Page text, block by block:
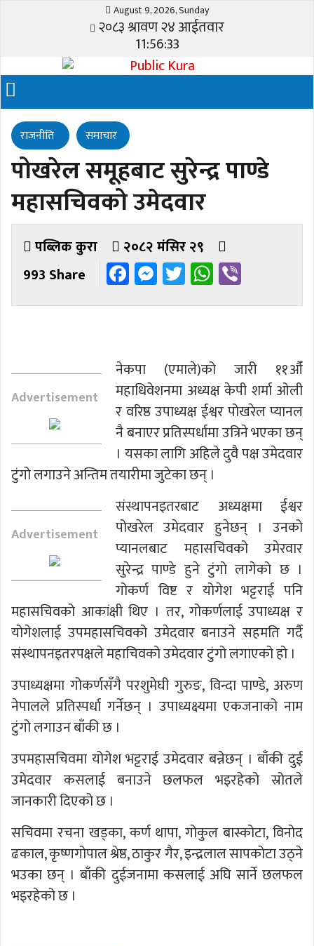
August 9, 2026, Sunday
२०८३ श्रावण २४ आईतवार
11:56:33
राजनीति समाचार
पोखरेल समूहबाट सुरेन्द्र पाण्डे
महासचिवको उमेदवार
पब्लिक कुरा
२०८२ मंसिर २९
993 Share
Facebook
Messenger
TwitterWhatsApp
Advertisement
नेकपा (एमाले)को जारी ११औँ
महाधिवेशनमा अध्यक्ष केपी शर्मा ओली
र वरिष्ठ उपाध्यक्ष ईश्वर पोखरेल प्यानल
नै बनाएर प्रतिस्पर्धामा उत्रिने भएका छन्
। यसका लागि अहिले दुवै पक्ष उमेदवार
टुंगो लगाउने अन्तिम तयारीमा जुटेका छन् ।
Advertisement
संस्थापनइतरबाट अध्यक्षमा ईश्वर
पोखरेल उमेदवार हुनेछन् । उनको
प्यानलबाट महासचिवको उमेरवार
सुरेन्द्र पाण्डे हुने टुंगो लागेको छ ।
गोकर्ण विष्ट र योगेश भट्टराई पनि
महासचिवको आकांक्षी थिए । तर, गोकर्णलाई उपाध्यक्ष र
योगेशलाई उपमहासचिवको उमेदवार बनाउने सहमति गर्दै
संस्थापनइतरपक्षले महाचिवको उमेदवार टुंगो लगाएको हो ।
उपाध्यक्षमा गोकर्णसँगै परशुमेघी गुरुङ, विन्दा पाण्डे, अरुण
नेपालले प्रतिस्पर्धा गर्नेछन् । उपाध्यक्ष्यमा एकजनाको नाम
टुंगो लगाउन बाँकी छ ।
उपमहासचिवमा योगेश भट्टराई उमेदवार बन्नेछन् । बाँकी दुई
उमेदवार कसलाई बनाउने छलफल भइरहेको स्रोतले
जानकारी दिएको छ ।
सचिवमा रचना खड्का, कर्ण थापा, गोकुल बास्कोटा, विनोद
ढकाल, कृष्णगोपाल श्रेष्ठ, ठाकुर गैर, इन्द्रलाल सापकोटा उठ्ने
भउका छन् । बाँकी दुईजनामा कसलाई अघि सार्ने छलफल
भइरहेको छ ।